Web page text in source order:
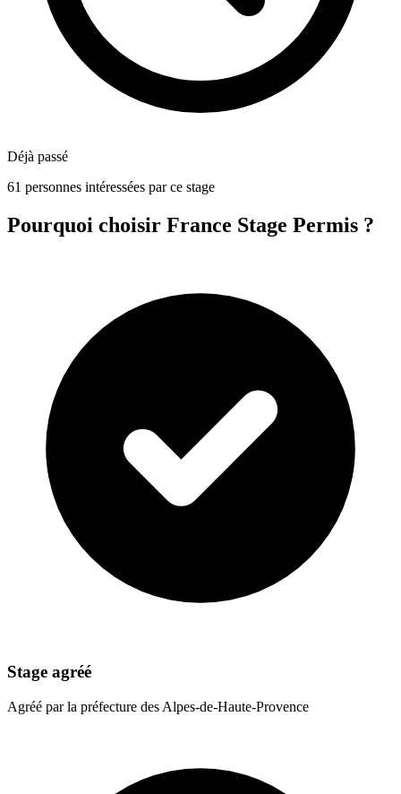
Déjà passé
61 personnes intéressées par ce stage
Pourquoi choisir France Stage Permis ?
Stage agréé
Agréé par la préfecture des Alpes-de-Haute-Provence